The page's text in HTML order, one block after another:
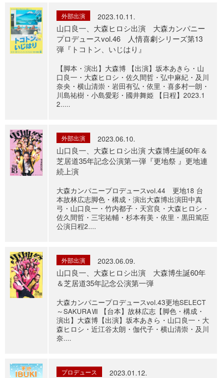
外部出演 2023.10.11.
山口良一、大森ヒロシ出演 大森カンパニー
プロデュースvol.46 人情喜劇シリーズ第13
弾『トコトン、いじはり』
【脚本・演出】大森博 【出演】坂本あきら・山
口良一・大森ヒロシ・佐久間哲・弘中麻紀・及川
奈央・横山清崇・岩田有弘・依里・喜多村一朗・
川島祐樹・小島愛彩・國井舞姫 【日程】2023.1
2.....
外部出演 2023.06.10.
山口良一、大森ヒロシ出演 大森博生誕60年＆
芝居道35年記念公演第一弾『更地祭 』更地連
続上演
大森カンパニープロデュースvol.44 更地18 台
本故林広志脚色・構成・演出大森博出演田中真
弓・山口良一・竹内都子・天宮良・大森ヒロシ・
佐久間哲・三宅祐輔・杉本有美・依里・黒田篤臣
公演日程2....
外部出演 2023.06.09.
山口良一、大森ヒロシ出演 大森博生誕60年
＆芝居道35年記念公演第一弾
大森カンパニープロデュースvol.43更地SELECT
～SAKURAⅦ 【台本】故林広志【脚色・構成・
演出】大森博【出演】坂本あきら・山口良一・大
森ヒロシ・近江谷太朗・伽代子・横山清崇・及川
奈....
プロデュース 2023.01.12.